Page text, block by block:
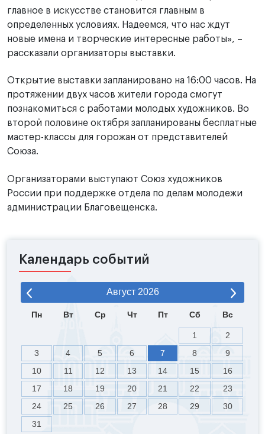
главное в искусстве становится главным в
определенных условиях. Надеемся, что нас ждут
новые имена и творческие интересные работы», –
рассказали организаторы выставки.
Открытие выставки запланировано на 16:00 часов. На
протяжении двух часов жители города смогут
познакомиться с работами молодых художников. Во
второй половине октября запланированы бесплатные
мастер-классы для горожан от представителей
Союза.
Организаторами выступают Союз художников
России при поддержке отдела по делам молодежи
администрации Благовещенска.
Календарь событий
Август 2026
Пн Вт Ср Чт Пт Сб Вс
1
2
3
4 5 6 7 8
9
10
11 12 13 14 15
16
17
18 19 20 21 22
23
24
25 26 27 28 29
30
31